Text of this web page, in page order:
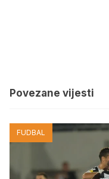
Povezane vijesti
FUDBAL